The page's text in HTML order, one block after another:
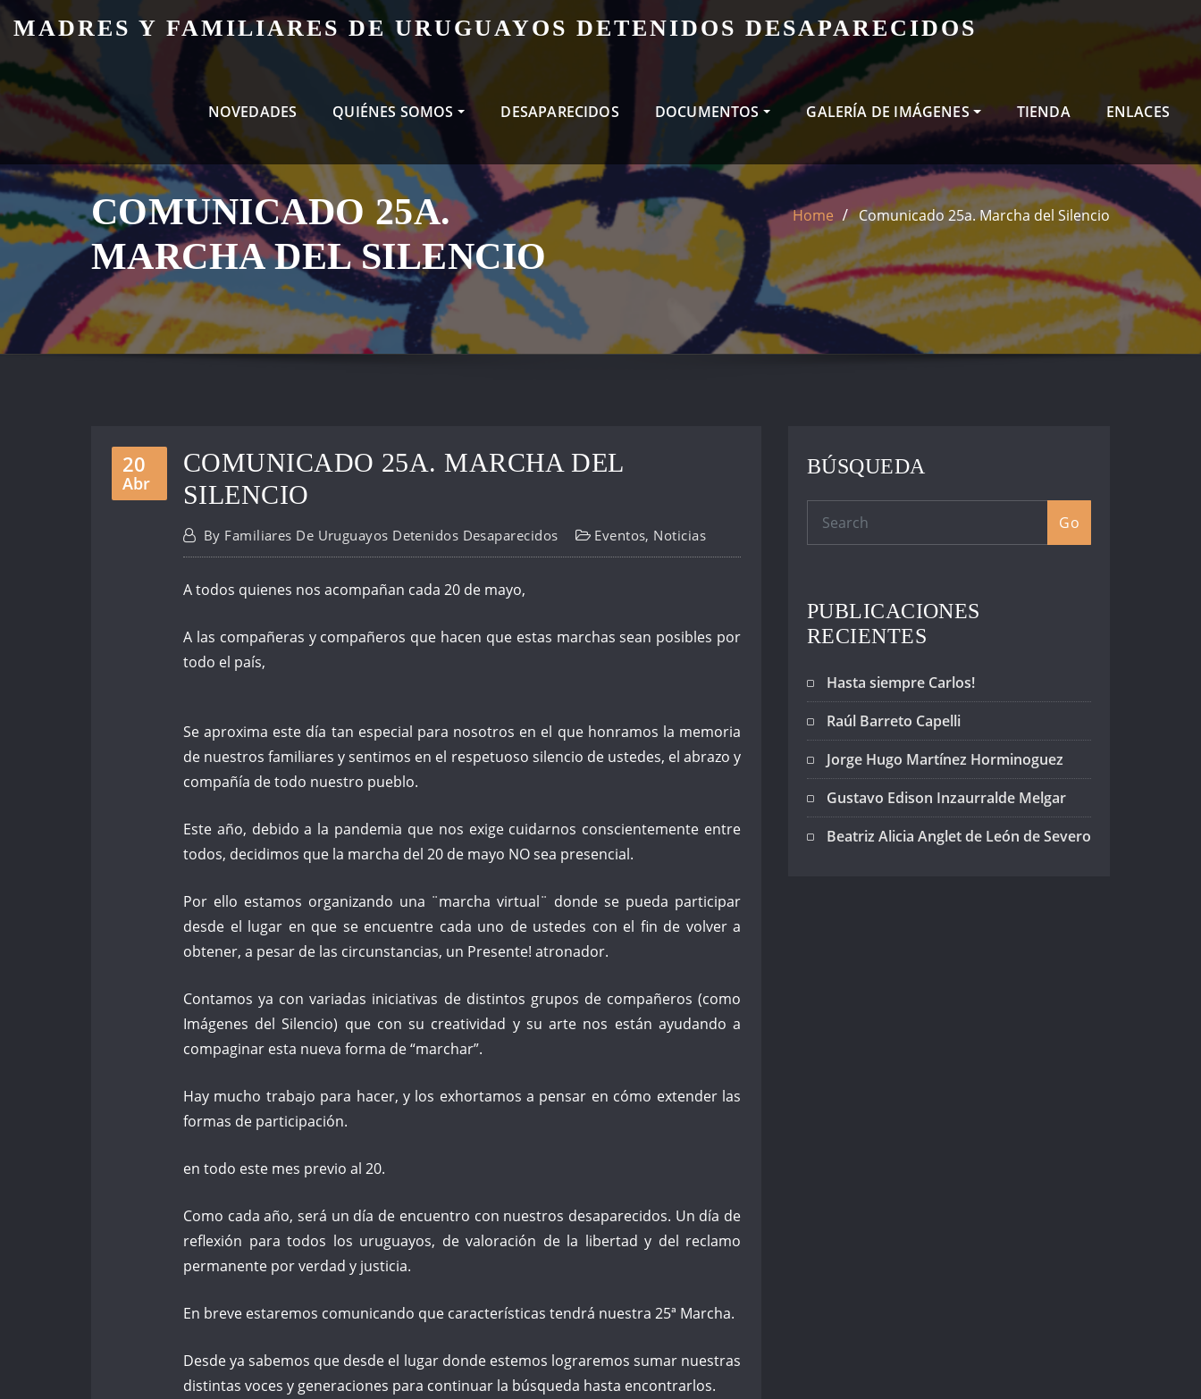
Skip
content
MADRES Y FAMILIARES DE URUGUAYOS DETENIDOS DESAPARECIDOS
NOVEDADES QUIÉNES SOMOS DESAPARECIDOS DOCUMENTOS GALERÍA DE IMÁGENES TIENDA ENLACES
COMUNICADO 25A.
MARCHA DEL SILENCIO
Home Comunicado 25a. Marcha del Silencio
20
Abr
COMUNICADO 25A. MARCHA DEL
SILENCIO
By Familiares De Uruguayos Detenidos Desaparecidos Eventos, Noticias
A todos quienes nos acompañan cada 20 de mayo,
A las compañeras y compañeros que hacen que estas marchas sean posibles por
todo el país,
Se aproxima este día tan especial para nosotros en el que honramos la memoria
de nuestros familiares y sentimos en el respetuoso silencio de ustedes, el abrazo y
compañía de todo nuestro pueblo.
Este año, debido a la pandemia que nos exige cuidarnos conscientemente entre
todos, decidimos que la marcha del 20 de mayo NO sea presencial.
Por ello estamos organizando una ¨marcha virtual¨ donde se pueda participar
desde el lugar en que se encuentre cada uno de ustedes con el fin de volver a
obtener, a pesar de las circunstancias, un Presente! atronador.
Contamos ya con variadas iniciativas de distintos grupos de compañeros (como
Imágenes del Silencio) que con su creatividad y su arte nos están ayudando a
compaginar esta nueva forma de “marchar”.
Hay mucho trabajo para hacer, y los exhortamos a pensar en cómo extender las
formas de participación.
en todo este mes previo al 20.
Como cada año, será un día de encuentro con nuestros desaparecidos. Un día de
reflexión para todos los uruguayos, de valoración de la libertad y del reclamo
permanente por verdad y justicia.
En breve estaremos comunicando que características tendrá nuestra 25ª Marcha.
Desde ya sabemos que desde el lugar donde estemos lograremos sumar nuestras
distintas voces y generaciones para continuar la búsqueda hasta encontrarlos.
BÚSQUEDA
Go
PUBLICACIONES
RECIENTES
Hasta siempre Carlos!
Raúl Barreto Capelli
Jorge Hugo Martínez Horminoguez
Gustavo Edison Inzaurralde Melgar
Beatriz Alicia Anglet de León de Severo